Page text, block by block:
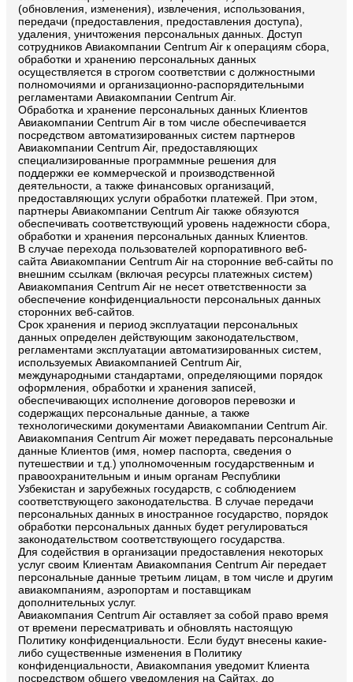
(обновления, изменения), извлечения, использования,
передачи (предоставления, предоставления доступа),
удаления, уничтожения персональных данных. Доступ
сотрудников Авиакомпании Centrum Air к операциям сбора,
обработки и хранению персональных данных
осуществляется в строгом соответствии с должностными
полномочиями и организационно-распорядительными
регламентами Авиакомпании Centrum Air.
Обработка и хранение персональных данных Клиентов
Авиакомпании Centrum Air в том числе обеспечивается
посредством автоматизированных систем партнеров
Авиакомпании Centrum Air, предоставляющих
специализированные программные решения для
поддержки ее коммерческой и производственной
деятельности, а также финансовых организаций,
предоставляющих услуги обработки платежей. При этом,
партнеры Авиакомпании Centrum Air также обязуются
обеспечивать соответствующий уровень надежности сбора,
обработки и хранения персональных данных Клиентов.
В случае перехода пользователей корпоративного веб-
сайта Авиакомпании Centrum Air на сторонние веб-сайты по
внешним ссылкам (включая ресурсы платежных систем)
Авиакомпания Centrum Air не несет ответственности за
обеспечение конфиденциальности персональных данных
сторонних веб-сайтов.
Срок хранения и период эксплуатации персональных
данных определен действующим законодательством,
регламентами эксплуатации автоматизированных систем,
используемых Авиакомпанией Centrum Air,
международными стандартами, определяющими порядок
оформления, обработки и хранения записей,
обеспечивающих исполнение договоров перевозки и
содержащих персональные данные, а также
технологическими документами Авиакомпании Centrum Air.
Авиакомпания Centrum Air может передавать персональные
данные Клиентов (имя, номер паспорта, сведения о
путешествии и т.д.) уполномоченным государственным и
правоохранительным и иным органам Республики
Узбекистан и зарубежных государств, с соблюдением
соответствующего законодательства. В случае передачи
персональных данных в иностранное государство, порядок
обработки персональных данных будет регулироваться
законодательством соответствующего государства.
Для содействия в организации предоставления некоторых
услуг своим Клиентам Авиакомпания Centrum Air передает
персональные данные третьим лицам, в том числе и другим
авиакомпаниям, аэропортам и поставщикам
дополнительных услуг.
Авиакомпания Centrum Air оставляет за собой право время
от времени пересматривать и обновлять настоящую
Политику конфиденциальности. Если будут внесены какие-
либо существенные изменения в Политику
конфиденциальности, Авиакомпания уведомит Клиента
посредством общего уведомления на Сайтах, до